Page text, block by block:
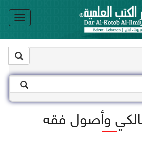
وأصول فقه